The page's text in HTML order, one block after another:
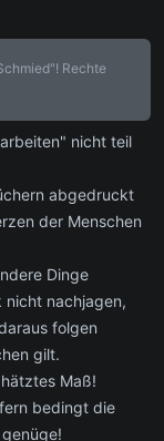
Rechte
nicht teil
abgedruckt
der Menschen
Dinge
nicht nachjagen,
folgen
gilt.
Maß!
bedingt die